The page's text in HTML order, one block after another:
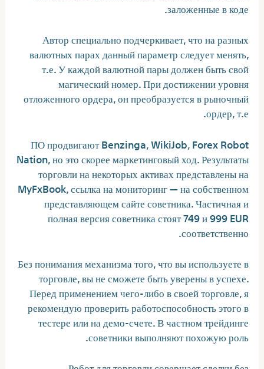
заложенные в коде.
Автор специально подчеркивает, что на разных
валютных парах данный параметр следует менять,
т.е. У каждой валютной пары должен быть свой
магический номер. При достижении уровня
отложенного ордера, он преобразуется в рыночный
ордер, т.е.
ПО продвигают Benzinga, WikiJob, Forex Robot
Nation, но это скорее маркетинговый ход. Результаты
торговли на некоторых активах представлены на
MyFxBook, ссылка на мониторинг — на собственном
представляющем сайте советника. Частичная и
полная версия советника стоят 749 и 999 EUR
соответственно.
Без понимания механизма того, что вы используете в
торговле, вы не сможете быть уверены в успехе.
Перед применением чего-либо в своей торговле, я
рекомендую проверить работоспособность этого в
тестере или на демо-счете. В частном трейдинге
советники выполняют похожую роль.